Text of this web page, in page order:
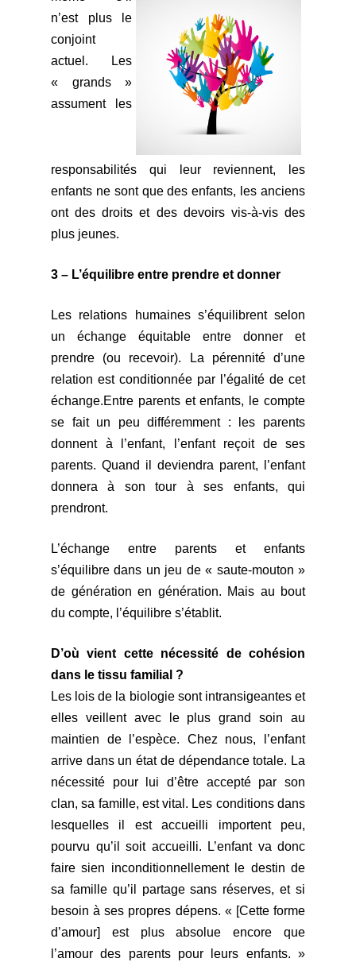
n’est plus le
conjoint
actuel. Les
« grands »
assument les
responsabilités qui leur reviennent, les
enfants ne sont quedes enfants, les anciens
ont des droits et des devoirs vis-à-vis des
plus jeunes.
3 – L’équilibre entre prendre et donner
Les relations humaines s’équilibrent selon
un échange équitable entre donner et
prendre (ou recevoir). La pérennité d’une
relation est conditionnée par l’égalité de cet
échange.Entre parents et enfants, le compte
se fait un peu différemment : les parents
donnent à l’enfant, l’enfant reçoit de ses
parents. Quand il deviendra parent, l’enfant
donnera à son tour à ses enfants, qui
prendront.
L’échange entre parents et enfants
s’équilibre dans un jeu de « saute-mouton »
de génération en génération. Mais au bout
du compte, l’équilibre s’établit.
D’où vient cette nécessité de cohésion
dans le tissu familial ?
Les lois de la biologie sont intransigeantes et
elles veillent avec le plus grand soin au
maintien de l’espèce. Chez nous, l’enfant
arrive dans un état de dépendance totale. La
nécessité pour lui d’être accepté par son
clan, sa famille, est vital. Les conditions dans
lesquelles il est accueilli importent peu,
pourvu qu’il soit accueilli. L’enfant va donc
faire sien inconditionnellement le destin de
sa famille qu’il partage sans réserves, et si
besoin à ses propres dépens. « [Cette forme
d’amour] est plus absolue encore que
l’amour des parents pour leurs enfants. »